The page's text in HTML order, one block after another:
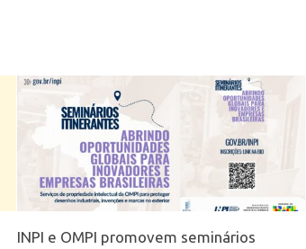
INPI e OMPI promovem seminários